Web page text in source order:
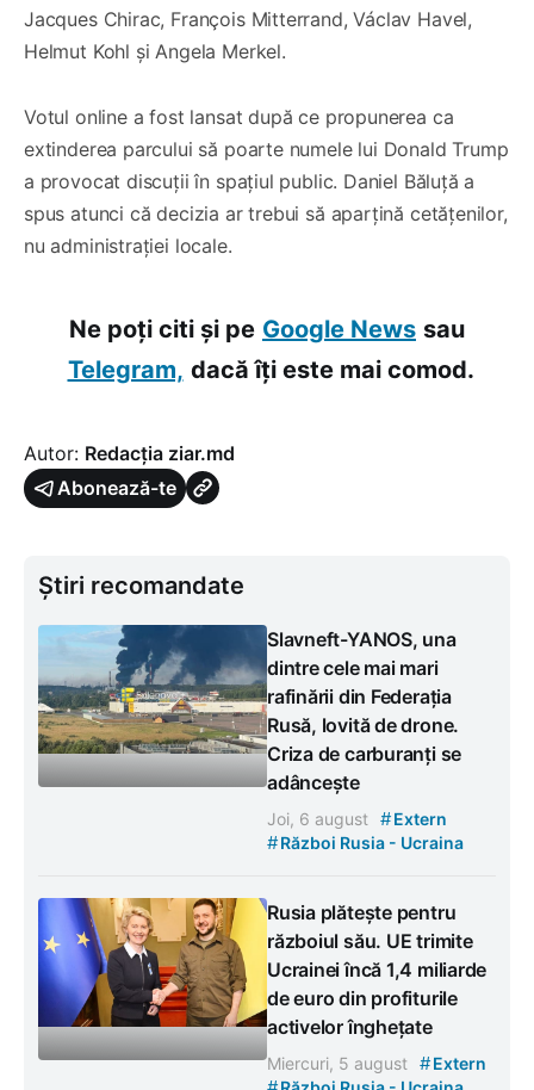
Jacques Chirac, François Mitterrand, Václav Havel,
Helmut Kohl și Angela Merkel.
Votul online a fost lansat după ce propunerea ca
extinderea parcului să poarte numele lui Donald Trump
a provocat discuții în spațiul public. Daniel Băluță a
spus atunci că decizia ar trebui să aparțină cetățenilor,
nu administrației locale.
Ne poți citi și pe Google News sau
Telegram, dacă îți este mai comod.
Autor: Redacția ziar.md
Abonează-te
Știri recomandate
Slavneft-YANOS, una
dintre cele mai mari
rafinării din Federația
Rusă, lovită de drone.
Criza de carburanți se
adâncește
Joi, 6 august #Extern
#Război Rusia - Ucraina
Rusia plătește pentru
războiul său. UE trimite
Ucrainei încă 1,4 miliarde
de euro din profiturile
activelor înghețate
Miercuri, 5 august #Extern